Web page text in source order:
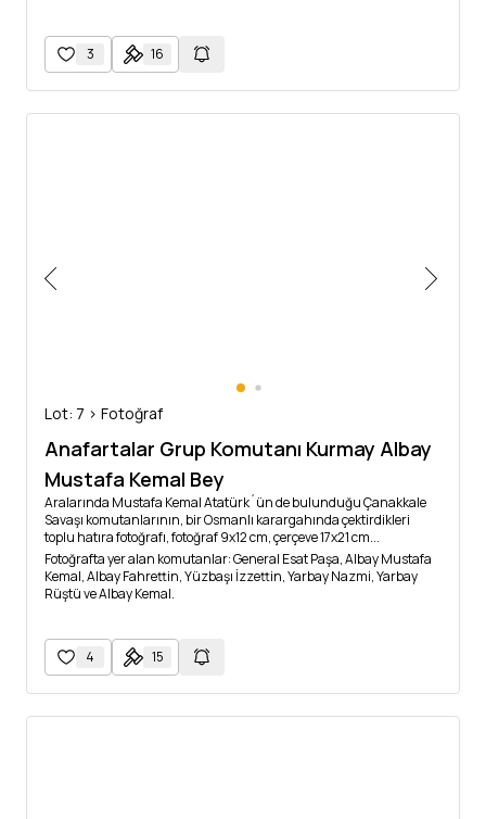
3 16
Lot: 7 > Fotoğraf
Anafartalar Grup Komutanı Kurmay Albay
Mustafa Kemal Bey
Aralarında Mustafa Kemal Atatürk´ün de bulunduğu Çanakkale
Savaşı komutanlarının, bir Osmanlı karargahında çektirdikleri
toplu hatıra fotoğrafı, fotoğraf 9x12 cm, çerçeve 17x21 cm...
Fotoğrafta yer alan komutanlar: General Esat Paşa, Albay Mustafa
Kemal, Albay Fahrettin, Yüzbaşı İzzettin, Yarbay Nazmi, Yarbay
Rüştü ve Albay Kemal.
4 15